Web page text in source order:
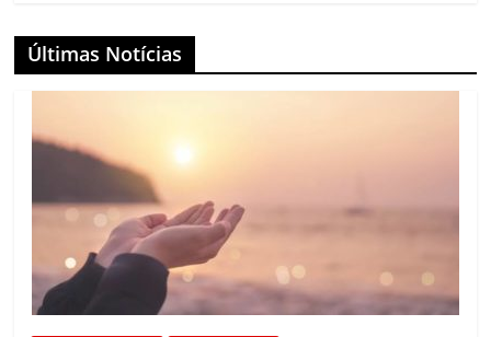
Últimas Notícias